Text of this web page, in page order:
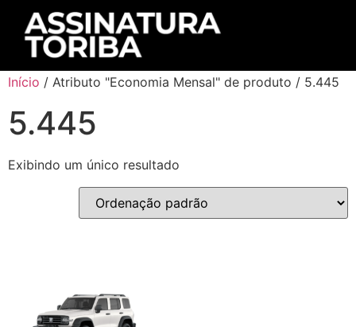
Início / Atributo "Economia Mensal" de produto / 5.445
5.445
Exibindo um único resultado